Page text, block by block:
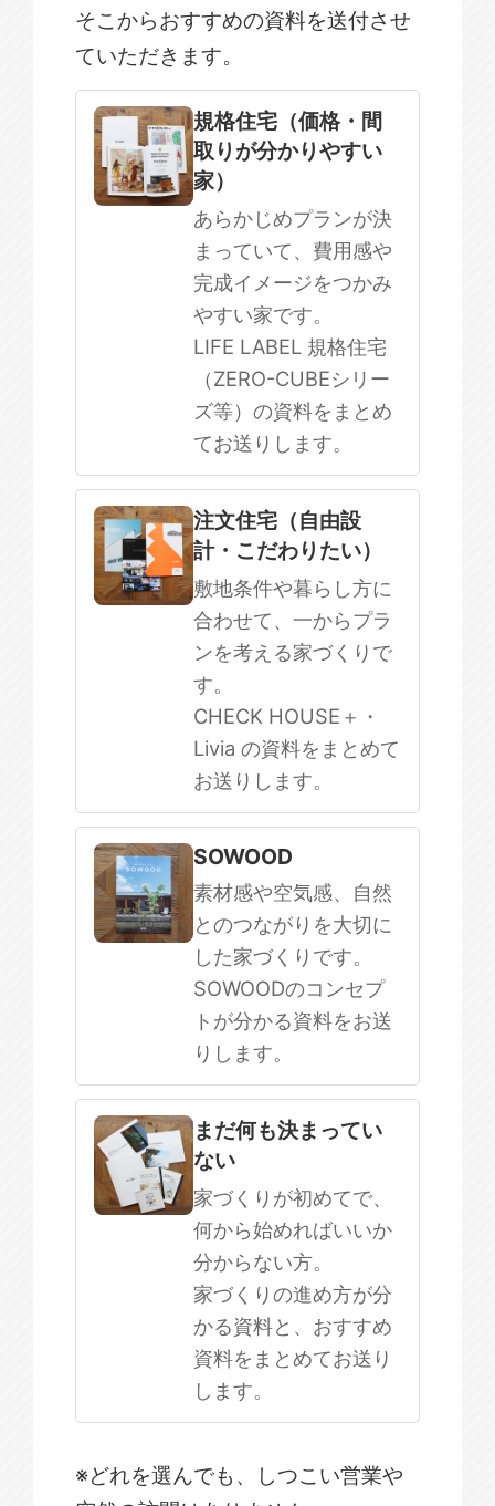
そこからおすすめの資料を送付させ
ていただきます。
規格住宅
注文住宅
SOWOOD
まだ何も決まっていない
規格住宅（価格・間
取りが分かりやすい
家）
あらかじめプランが決
まっていて、費用感や
完成イメージをつかみ
やすい家です。
LIFE LABEL 規格住宅
（ZERO-CUBEシリー
ズ等）の資料をまとめ
てお送りします。
注文住宅（自由設
計・こだわりたい）
敷地条件や暮らし方に
合わせて、一からプラ
ンを考える家づくりで
す。
CHECK HOUSE＋・
Livia の資料をまとめて
お送りします。
SOWOOD
素材感や空気感、自然
とのつながりを大切に
した家づくりです。
SOWOODのコンセプ
トが分かる資料をお送
りします。
まだ何も決まってい
ない
家づくりが初めてで、
何から始めればいいか
分からない方。
家づくりの進め方が分
かる資料と、おすすめ
資料をまとめてお送り
します。
※どれを選んでも、しつこい営業や